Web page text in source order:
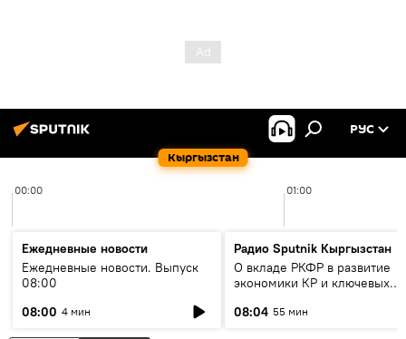
Кыргызстан
РУС
00:00 01:00
Ежедневные новости
Ежедневные новости. Выпуск
08:00
08:00 4 мин
Радио Sputnik Кыргызстан
О вкладе РКФР в развитие
экономики КР и ключевых
08:04 55 мин